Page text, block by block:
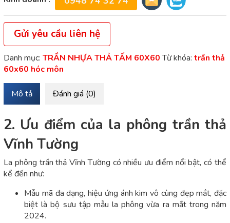
Gửi yêu cầu liên hệ
Danh mục: TRẦN NHỰA THẢ TẤM 60X60 Từ khóa: trần thả
60x60 hóc môn
Mô tả Đánh giá (0)
2. Ưu điểm của la phông trần thả
Vĩnh Tường
La phông trần thả Vĩnh Tường có nhiều ưu điểm nổi bật, có thể
kể đến như:
Mẫu mã đa dạng, hiệu ứng ánh kim vô cùng đẹp mắt, đặc
biệt là bộ sưu tập mẫu la phông vừa ra mắt trong năm
2024.